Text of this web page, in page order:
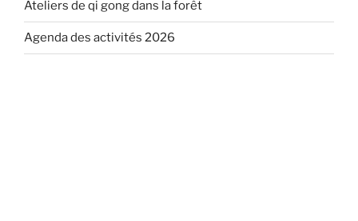
Ateliers de qi gong dans la forêt
Agenda des activités 2026